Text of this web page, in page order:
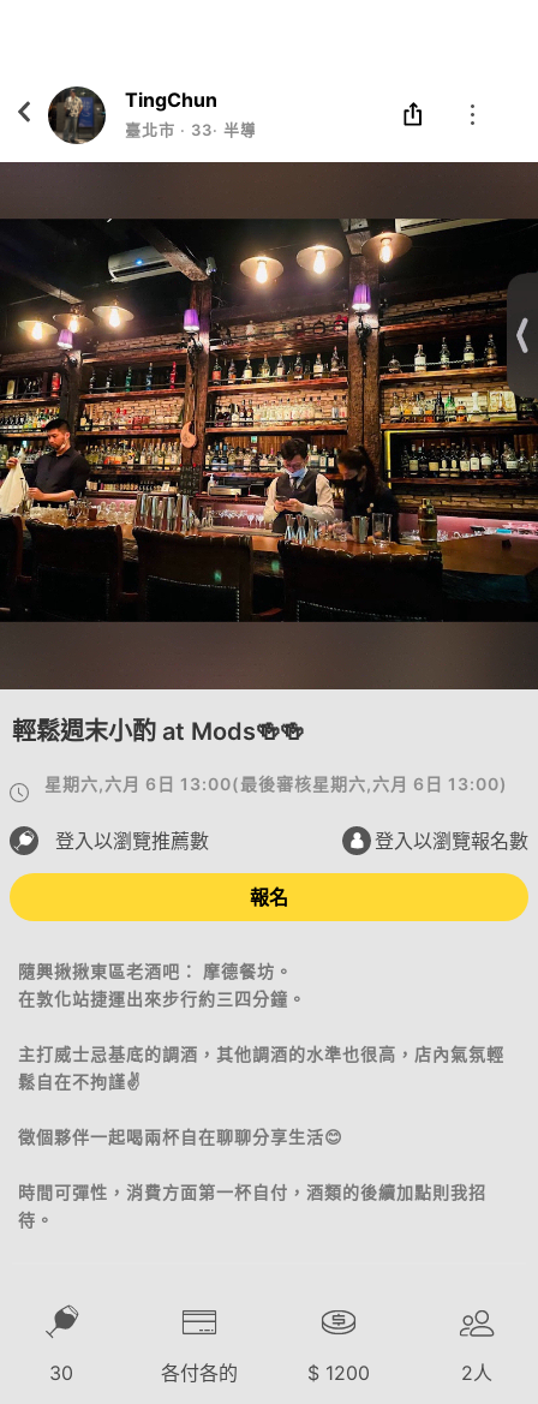
TingChun
臺北市 ‧ 33‧ 半導體
輕鬆週末小酌 at Mods🍻🍻
星期六,六月 6日 13:00(最後審核星期六,六月 6日 13:00)
登入以瀏覽推薦數 登入以瀏覽報名數
報名
隨興揪揪東區老酒吧： 摩德餐坊。
在敦化站捷運出來步行約三四分鐘。
主打威士忌基底的調酒，其他調酒的水準也很高，店內氣氛輕
鬆自在不拘謹✌️
徵個夥伴一起喝兩杯自在聊聊分享生活😊
時間可彈性，消費方面第一杯自付，酒類的後續加點則我招
待。
30 各付各的 $ 1200 2人